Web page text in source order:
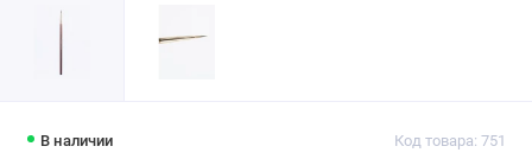
В наличии Код товара: 751